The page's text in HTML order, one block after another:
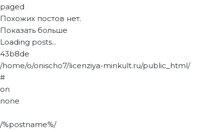
paged
Похожих постов нет.
Показать больше
Loading posts...
43b8de
/home/o/onischo7/licenziya-minkult.ru/public_html/
#
on
none
/%postname%/